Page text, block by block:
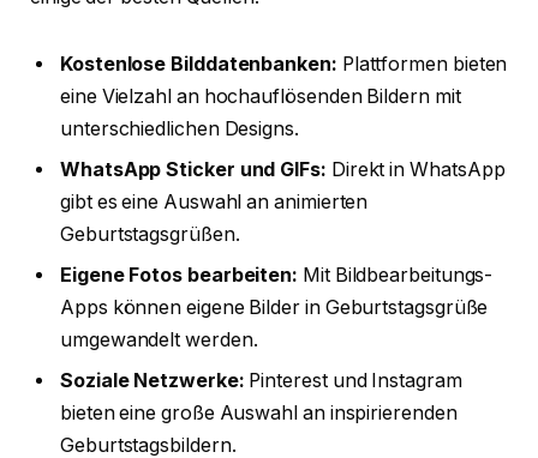
Kostenlose Bilddatenbanken: Plattformen bieten
eine Vielzahl an hochauflösenden Bildern mit
unterschiedlichen Designs.
WhatsApp Sticker und GIFs: Direkt in WhatsApp
gibt es eine Auswahl an animierten
Geburtstagsgrüßen.
Eigene Fotos bearbeiten: Mit Bildbearbeitungs-
Apps können eigene Bilder in Geburtstagsgrüße
umgewandelt werden.
Soziale Netzwerke: Pinterest und Instagram
bieten eine große Auswahl an inspirierenden
Geburtstagsbildern.